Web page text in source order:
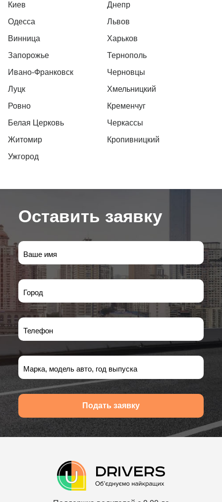
Киев
Днепр
Одесса
Львов
Винница
Харьков
Запорожье
Тернополь
Ивано-Франковск
Черновцы
Луцк
Хмельницкий
Ровно
Кременчуг
Белая Церковь
Черкассы
Житомир
Кропивницкий
Ужгород
Оставить заявку
Ваше имя
Город
Телефон
Марка, модель авто, год выпуска
Подать заявку